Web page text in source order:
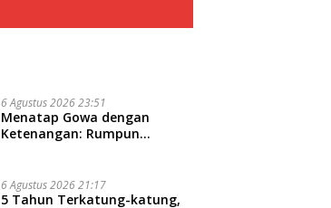
6 Agustus 2026 23:51
Menatap Gowa dengan
Ketenangan: Rumpun
Sepihak, Tekankan Jalur
Musyawarah, Ingatkan Soal
6 Agustus 2026 21:17
5 Tahun Terkatung-katung,